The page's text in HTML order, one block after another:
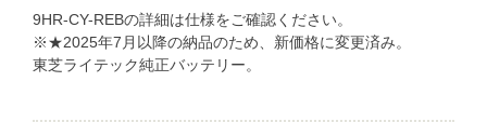
9HR-CY-REBの詳細は仕様をご確認ください。
※★2025年7月以降の納品のため、新価格に変更済み。
東芝ライテック純正バッテリー。